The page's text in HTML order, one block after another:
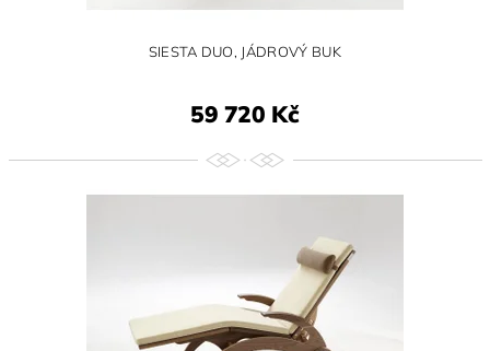
SIESTA DUO, JÁDROVÝ BUK
59 720 Kč